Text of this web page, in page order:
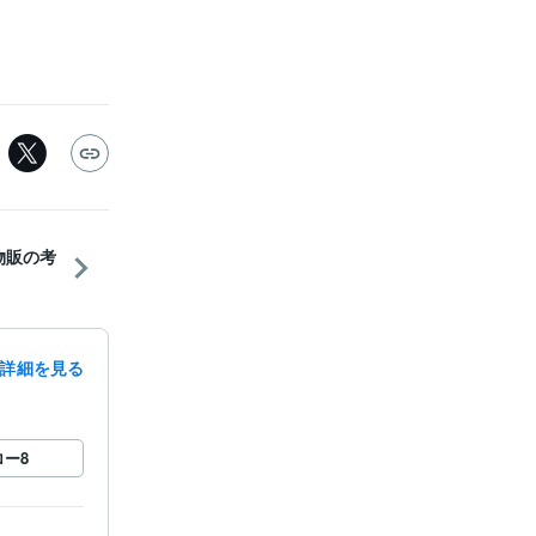
の考
細を見る
ー8